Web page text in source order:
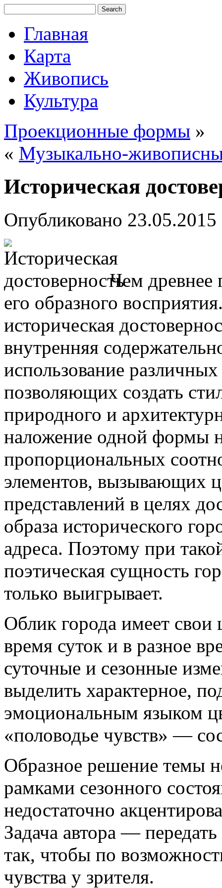
Главная
Карта
Живопись
Культура
Проекционные формы »
« Музыкально-
Историческая
Опубликовано 23.05.2015
Чем древнее
его образного
историческая
внутренняя
использование
позволяющих создать
природного и
наложение одной формы
пропорциональных
элементов, вызывающих
представлений в целях
образа исторического
адреса. Поэтому при
поэтическая сущность
только выигрывает.
Облик города имеет свои
время суток и в разное
суточные и сезонные
выделить характерное,
эмоциональным языком
«половодье чувств» —
Образное решение темы
рамками сезонного
недостаточно
Задача автора —
так, чтобы по
чувства у зрителя.